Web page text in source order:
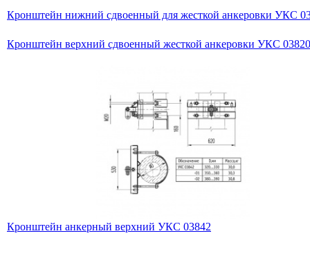
Кронштейн нижний сдвоенный для жесткой анкеровки УКС
Кронштейн верхний сдвоенный жесткой анкеровки УКС
Кронштейн анкерный верхний УКС 03842